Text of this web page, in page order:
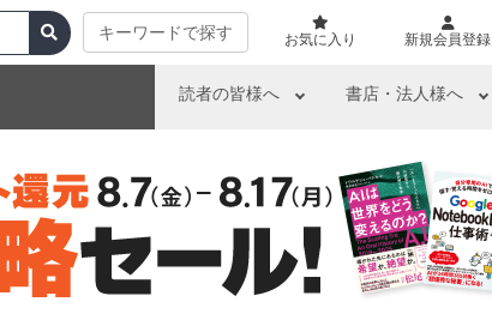
キーワードで探す お気に入り 新規会員登録
読者の皆様へ 書店・法人様へ